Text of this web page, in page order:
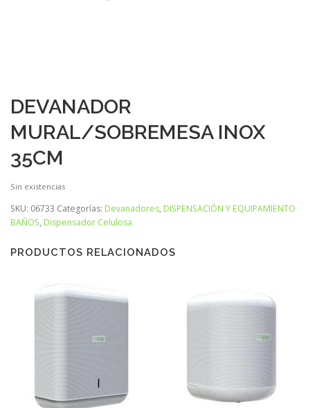
DEVANADOR
MURAL/SOBREMESA INOX
35CM
Sin existencias
SKU: 06733 Categorías: Devanadores, DISPENSACIÓN Y EQUIPAMIENTO
BAÑOS, Dispensador Celulosa
PRODUCTOS RELACIONADOS